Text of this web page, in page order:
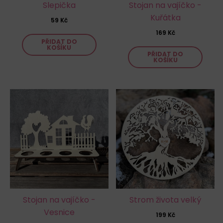
Slepička
59 Kč
PŘIDAT DO
KOŠÍKU
Stojan na vajíčko -
Kuřátka
169 Kč
PŘIDAT DO
KOŠÍKU
Stojan na vajíčko -
Vesnice
Strom života velký
199 Kč